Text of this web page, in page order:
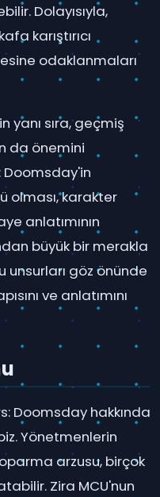
Dolayısıyla,
karıştırıcı
odaklanmaları
yanı sıra, geçmiş
da önemini
Doomsday'in
olması, karakter
anlatımının
büyük bir merakla
unsurları göz önünde
ve anlatımını
Doomsday hakkında
Yönetmenlerin
arzusu, birçok
Zira MCU'nun